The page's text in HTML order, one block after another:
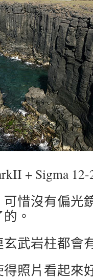
+ Sigma
惜沒有偏光
。
武岩柱都會
照片看起來